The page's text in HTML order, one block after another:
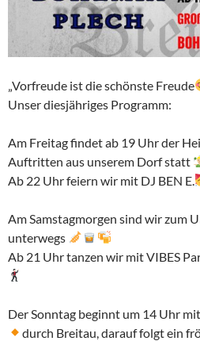
„Vorfreude ist die schönste Freude
Unser diesjähriges Programm:
Am Freitag findet ab 19 Uhr der
Auftritten aus unserem Dorf statt
Ab 22 Uhr feiern wir mit DJ BEN E.
Am Samstagmorgen sind wir zum
unterwegs
Ab 21 Uhr tanzen wir mit VIBES
Der Sonntag beginnt um 14 Uhr
durch Breitau, darauf folgt ein